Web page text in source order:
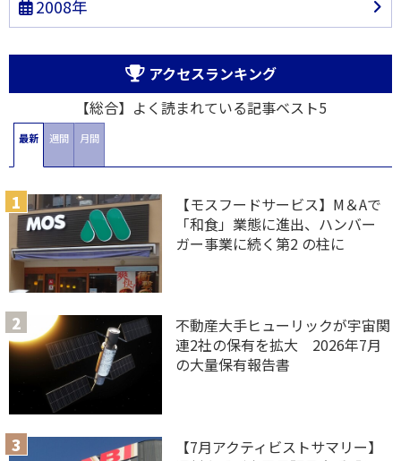
2008年
アクセスランキング
【総合】よく読まれている記事ベスト5
最新 週間 月間
【モスフードサービス】M＆Aで
「和食」業態に進出、ハンバー
ガー事業に続く第2 の柱に
不動産大手ヒューリックが宇宙関
連2社の保有を拡大 2026年7月
の大量保有報告書
【7月アクティビストサマリー】